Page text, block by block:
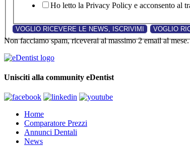
Ho letto la Privacy Policy e acconsento al
Non facciamo spam, riceverai al massimo 2 email al mese.
Unisciti alla community eDentist
Home
Comparatore Prezzi
Annunci Dentali
News